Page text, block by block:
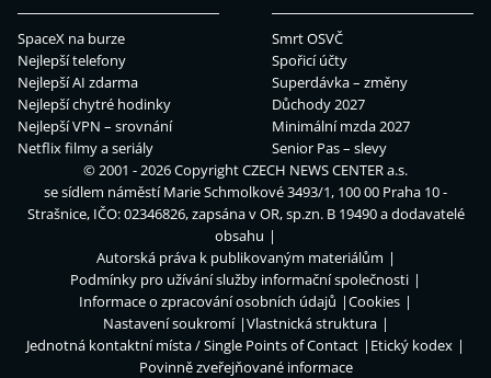
SpaceX na burze
Nejlepší telefony
Nejlepší AI zdarma
Nejlepší chytré hodinky
Nejlepší VPN – srovnání
Netflix filmy a seriály
Smrt OSVČ
Spořicí účty
Superdávka – změny
Důchody 2027
Minimální mzda 2027
Senior Pas – slevy
© 2001 - 2026 CopyrightCZECH NEWS CENTER a.s.
se sídlem náměstí Marie Schmolkové 3493/1, 100 00 Praha 10 -
Strašnice, IČO: 02346826, zapsána v OR, sp.zn. B 19490 a dodavatelé
obsahu
Autorská práva k publikovaným materiálům
Podmínky pro užívání služby informační společnosti
Informace o zpracování osobních údajů
Cookies
Nastavení soukromí
Vlastnická struktura
Jednotná kontaktní místa / Single Points of Contact
Etický kodex
Povinně zveřejňované informace